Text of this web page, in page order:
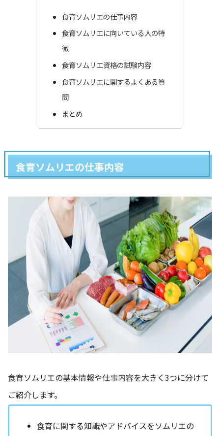
食育ソムリエの仕事内容
食育ソムリエに向いている人の特
徴
食育ソムリエ資格の試験内容
食育ソムリエに関するよくある質
問
まとめ
食育ソムリエの仕事内容
食育ソムリエの基本情報や仕事内容を大きく3つに分けて
ご紹介します。
食育に関する知識やアドバイスをソムリエの